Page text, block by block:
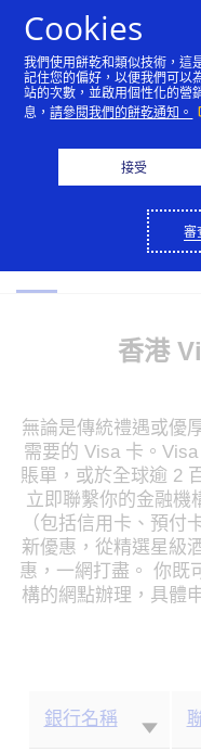
信用卡 Visa 旅遊
申
公
香港
無論是傳統禮遇或優
需要的 Visa 卡。
賬單，或於全球逾 2
立即聯繫你的金融機
（包括信用卡、預付
新優惠，從精選星級
惠，一網打盡。 你既
構的網點辦理，具體
銀行名稱
Cookies
我們使用餅乾和類似技術，這
記住您的偏好，以便我們可以
站的次數，並啟用個性化的營
息，請參閱我們的餅乾通知。
接受
審